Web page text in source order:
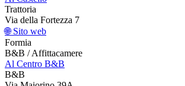
Trattoria
Via della Fortezza 7
🌐 Sito web
Formia
B&B / Affittacamere
Al Centro B&B
B&B